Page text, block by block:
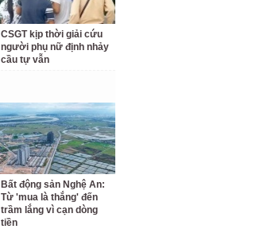
CSGT kịp thời giải cứu
người phụ nữ định nhảy
cầu tự vẫn
Bất động sản Nghệ An:
Từ 'mua là thắng' đến
trầm lắng vì cạn dòng
tiền